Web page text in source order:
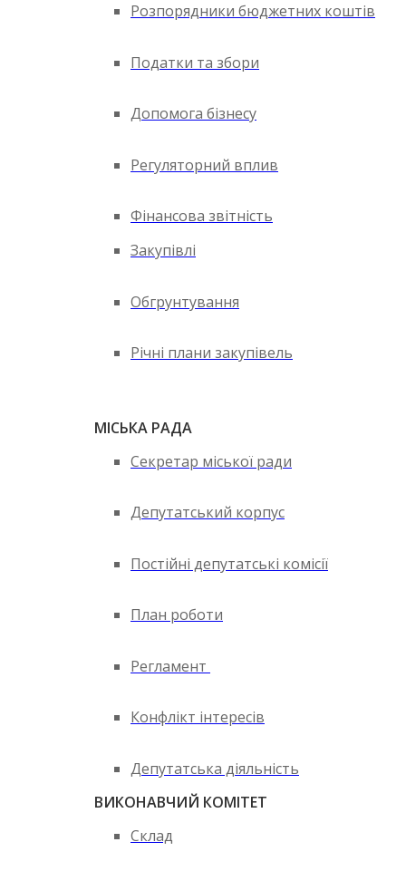
Розпорядники бюджетних коштів
Податки та збори
Допомога бізнесу
Регуляторний вплив
Фінансова звітність
Закупівлі
Обгрунтування
Річні плани закупівель
МІСЬКА РАДА
Секретар міської ради
Депутатський корпус
Постійні депутатські комісії
План роботи
Регламент
Конфлікт інтересів
Депутатська діяльність
ВИКОНАВЧИЙ КОМІТЕТ
Склад